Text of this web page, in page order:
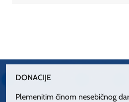
DONACIJE
Plemenitim činom nesebičnog